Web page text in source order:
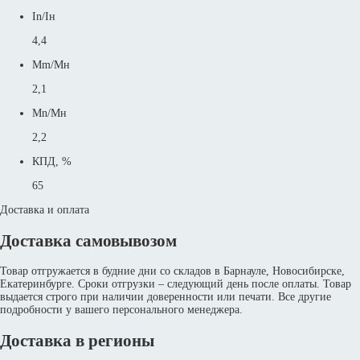
In/Iн
4,4
Mm/Mн
2,1
Mn/Mн
2,2
КПД, %
65
Доставка и оплата
Доставка самовывозом
Товар отгружается в будние дни со складов в Барнауле, Новосибирске,
Екатеринбурге. Сроки отгрузки – следующий день после оплаты. Товар
выдается строго при наличии доверенности или печати. Все другие
подробности у вашего персонального менеджера.
Доставка в регионы